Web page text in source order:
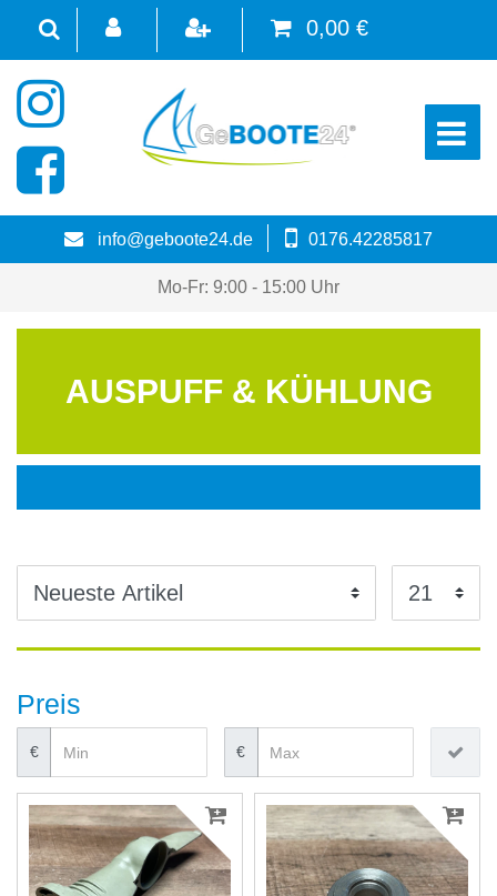
0,00 €
☰
info@geboote24.de 0176.42285817
Mo-Fr: 9:00 - 15:00 Uhr
AUSPUFF & KÜHLUNG
Preis
€ €